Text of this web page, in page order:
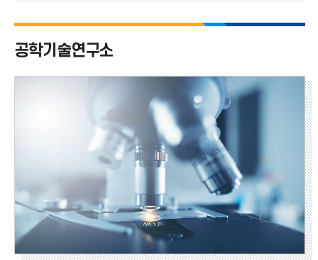
공학기술연구소